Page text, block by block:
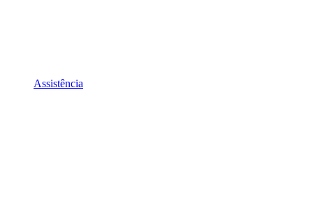
Assistência